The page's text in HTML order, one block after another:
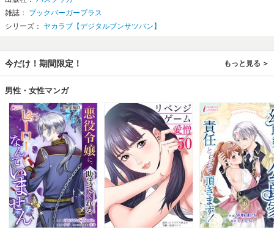
雑誌： ブックバーガープラス
シリーズ： ヤカラブ【デジタルブンサツバン】
今だけ！期間限定！ もっと見る
男性・女性マンガ